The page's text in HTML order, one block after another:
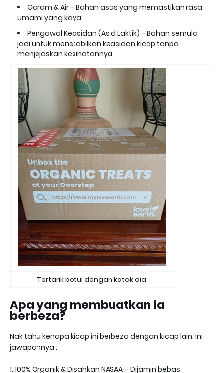
Garam & Air – Bahan asas yang memastikan rasa
umami yang kaya.
Pengawal Keasidan (Asid Laktik) – Bahan semula
jadi untuk menstabilkan keasidan kicap tanpa
menjejaskan kesihatannya.
Tertarik betul dengan kotak dia
Apa yang membuatkan ia
berbeza?
Nak tahu kenapa kicap ini berbeza dengan kicap lain. Ini
jawapannya :
1. 100% Organik & Disahkan NASAA – Dijamin bebas